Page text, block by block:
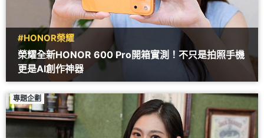
#HONOR榮耀
榮耀全新HONOR 600 Pro開箱實測！不只是拍照手機
更是AI創作神器
專題企劃